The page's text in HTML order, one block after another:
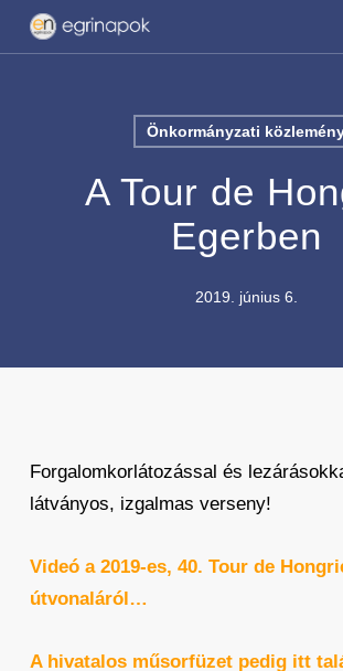
Skip
Önkormányzati
A Tour de
Egerben
2019. június 6.
Forgalomkorlátozással és
látványos, izgalmas verseny!
Videó a 2019-es, 40. Tour de
útvonaláról…
A hivatalos műsorfüzet pedig itt